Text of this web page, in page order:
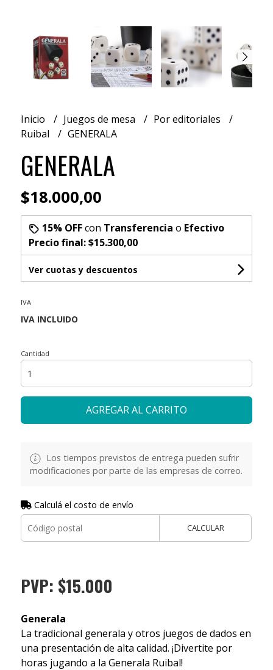
Inicio Juegos de mesa
Por editoriales
Ruibal
GENERALA
GENERALA
$18.000,00
15% OFFcon Transferencia o Efectivo
Precio final:$15.300,00
Ver cuotas y descuentos
IVA
Cantidad
AGREGAR AL CARRITO
Los tiempos previstos de entrega pueden sufrir
modificaciones por parte de las empresas de correo.
Calculá el costo de envío
CALCULAR
PVP: $15.000
Generala
La tradicional generala y otros juegos de dados en
una presentación de alta calidad. ¡Divertite por
horas jugando a la Generala Ruibal!